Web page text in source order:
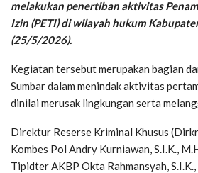
melakukan penertiban aktivitas
Izin (PETI) di wilayah hukum
(25/5/2026).
Kegiatan tersebut merupakan bagian
Sumbar dalam menindak aktivitas
dinilai merusak lingkungan serta
Direktur Reserse Kriminal Khusus
Kombes Pol Andry Kurniawan, S.I.K.,
Tipidter AKBP Okta Rahmansyah,